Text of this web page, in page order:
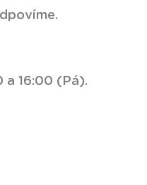
a 16:00 (Pá).